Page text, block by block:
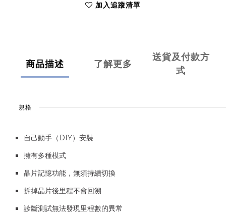
加入追蹤清單
商品描述 了解更多
送貨及付款方
式
規格
自己動手（DIY）安裝
擁有多種模式
晶片記憶功能，無須持續切換
拆掉晶片後里程不會回溯
診斷測試無法發現里程數的異常